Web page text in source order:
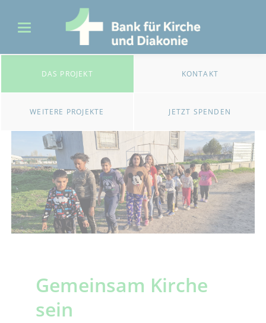
DAS PROJEKT KONTAKT
WEITERE PROJEKTE JETZT SPENDEN
Gemeinsam Kirche
sein